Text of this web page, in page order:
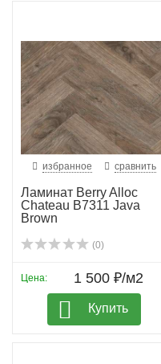
избранное сравнить
Ламинат Berry Alloc
Chateau B7311 Java
Brown
(0)
Цена: 1 500 ₽/м2
Купить